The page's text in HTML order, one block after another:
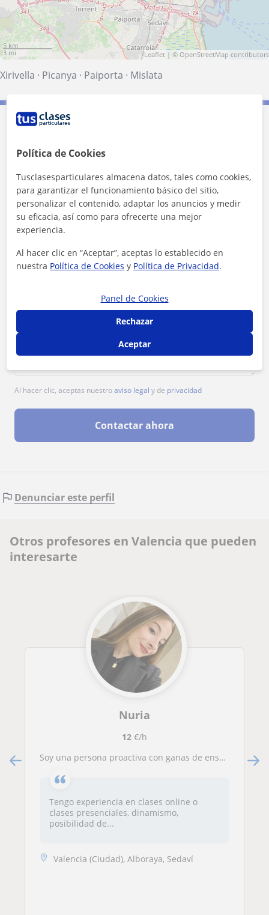
5 km
3 mi
Leaflet| © OpenStreetMap contributors
Xirivella · Picanya · Paiporta · Mislata
Contacta con Raúl
Tarifa
1ª clase gratis
Al hacer clic, aceptas nuestroaviso legal y de privacidad
Contactar ahora
Denunciar este perfil
Otros profesores en Valencia que pueden
interesarte
Nuria
12€/h
Soy una persona proactiva con ganas de enseñar. Doy clases a niños de primero de primaria hasta 2 de la eso
Tengo experiencia en clases online o
clases presenciales, dinamismo,
posibilidad de...
Valencia (Ciudad), Alboraya, Sedaví
Política de Cookies
Tusclasesparticulares almacena datos, tales como cookies,
para garantizar el funcionamiento básico del sitio,
personalizar el contenido, adaptar los anuncios y medir
su eficacia, así como para ofrecerte una mejor
experiencia.
Al hacer clic en “Aceptar”, aceptas lo establecido en
nuestra Política de Cookies y Política de Privacidad.
Panel de Cookies
Rechazar
Aceptar